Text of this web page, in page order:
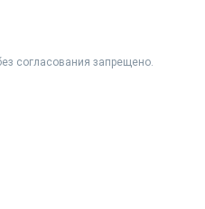
согласования запрещено.